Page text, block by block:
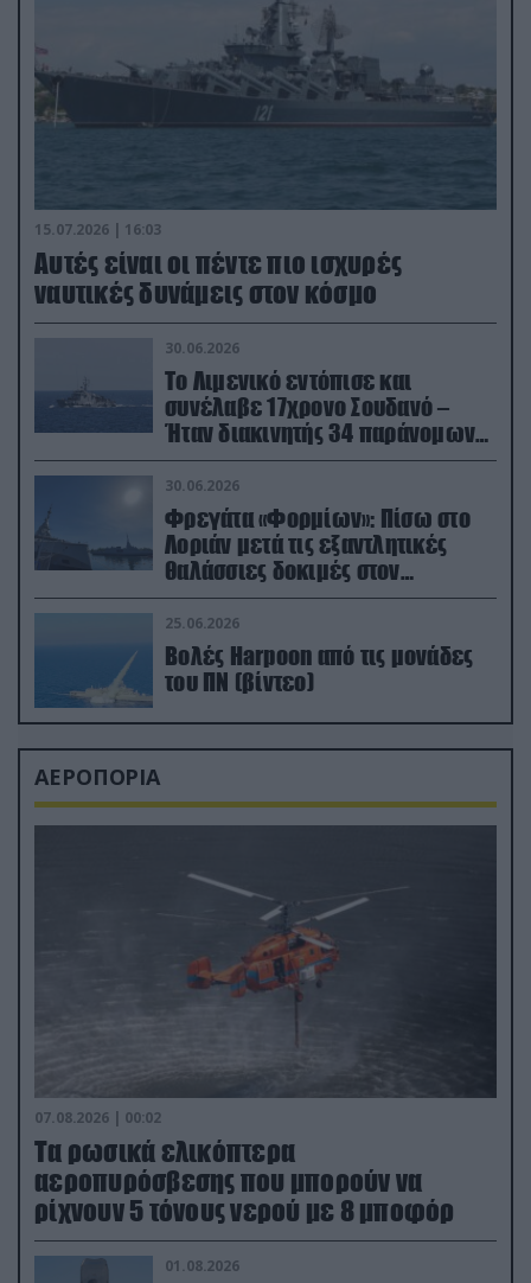
15.07.2026 | 16:03
Aυτές είναι οι πέντε πιο ισχυρές
ναυτικές δυνάμεις στον κόσμο
30.06.2026
Το Λιμενικό εντόπισε και
συνέλαβε 17χρονο Σουδανό –
Ήταν διακινητής 34 παράνομων
μεταναστών
30.06.2026
Φρεγάτα «Φορμίων»: Πίσω στο
Λοριάν μετά τις εξαντλητικές
θαλάσσιες δοκιμές στον
απαιτητικό Βισκαϊκό
25.06.2026
Βολές Harpoon από τις μονάδες
του ΠΝ (βίντεο)
ΑΕΡΟΠΟΡΙΑ
07.08.2026 | 00:02
Τα ρωσικά ελικόπτερα
αεροπυρόσβεσης που μπορούν να
ρίχνουν 5 τόνους νερού με 8 μποφόρ
01.08.2026